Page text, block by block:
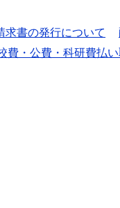
求書の発行について
費・公費・科研費払